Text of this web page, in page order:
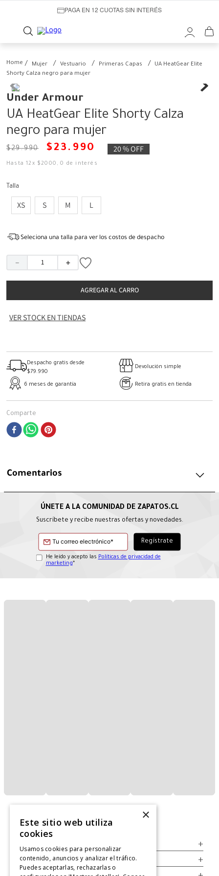
PAGA EN 12 CUOTAS SIN INTERÉS
Mujer Vestuario Primeras Capas
UA HeatGear Elite
Shorty Calza negro para mujer
Under Armour
UA HeatGear Elite Shorty Calza
negro para mujer
$29.990 $ 23 . 990 20 %OFF
Hasta12 x $2000 ,0 de interés
Talla
XS S M L
Seleciona una talla para ver los costos de despacho
＋
－
AGREGAR AL CARRO
VER STOCK EN TIENDAS
Despacho gratis desde
$79.990
Devolución simple
6 meses de garantía Retira gratis en tienda
Comparte
Comentarios
Suscríbete y recibe nuestras ofertas y novedades.
He leído y acepto las Políticas de privacidad de
marketing*
+
Legal +
×
Este sitio web utiliza
cookies
Usamos cookies para personalizar
contenido, anuncios y analizar el tráfico.
Puedes aceptarlas, rechazarlas o